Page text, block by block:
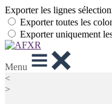
Exporter les lignes
Exporter toutes les
Exporter uniquement
Menu
<
>